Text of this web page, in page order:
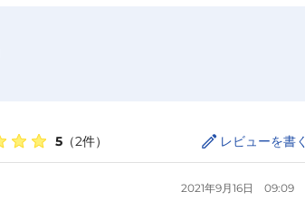
5 （2件） レビューを書く
2021年9月16日 09:09